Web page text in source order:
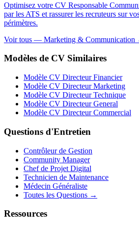
Optimisez votre CV Responsable
par les ATS et rassurer les recruteurs sur
périmètres.
Voir tous — Marketing & Communication
Modèles de CV Similaires
Modèle CV Directeur Financier
Modèle CV Directeur Marketing
Modèle CV Directeur Technique
Modèle CV Directeur General
Modèle CV Directeur Commercial
Questions d'Entretien
Contrôleur de Gestion
Community Manager
Chef de Projet Digital
Technicien de Maintenance
Médecin Généraliste
Toutes les Questions →
Ressources